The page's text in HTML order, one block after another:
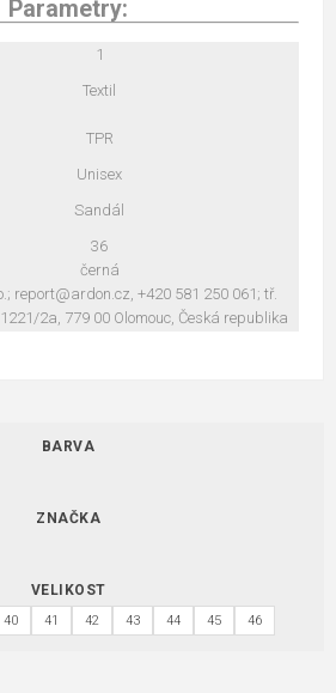
Parametry:
1
Textil
TPR
Unisex
Sandál
36
černá
report@ardon.cz, +420 581 250 061; tř.
2a, 779 00 Olomouc, Česká republika
BARVA
ZNAČKA
VELIKOST
40 41 42 43 44 45 46